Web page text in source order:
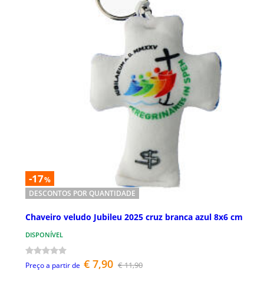
-17%
DESCONTOS POR QUANTIDADE
Chaveiro veludo Jubileu 2025 cruz branca azul 8x6 cm
DISPONÍVEL
Preço a partir de € 7,90 € 11,90